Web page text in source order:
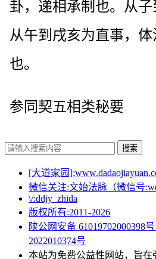
卦，递相承制也。从子
从午到戌亥为直事，
也。
参同契五相类秘要
搜索
[大道家园
微信关注:文始法脉（微信号
\/:ddjy_zhida
版权所有:2011-2026
陕公网安备 61019702000398号
2022010374号
本站为免费公益性网站，旨